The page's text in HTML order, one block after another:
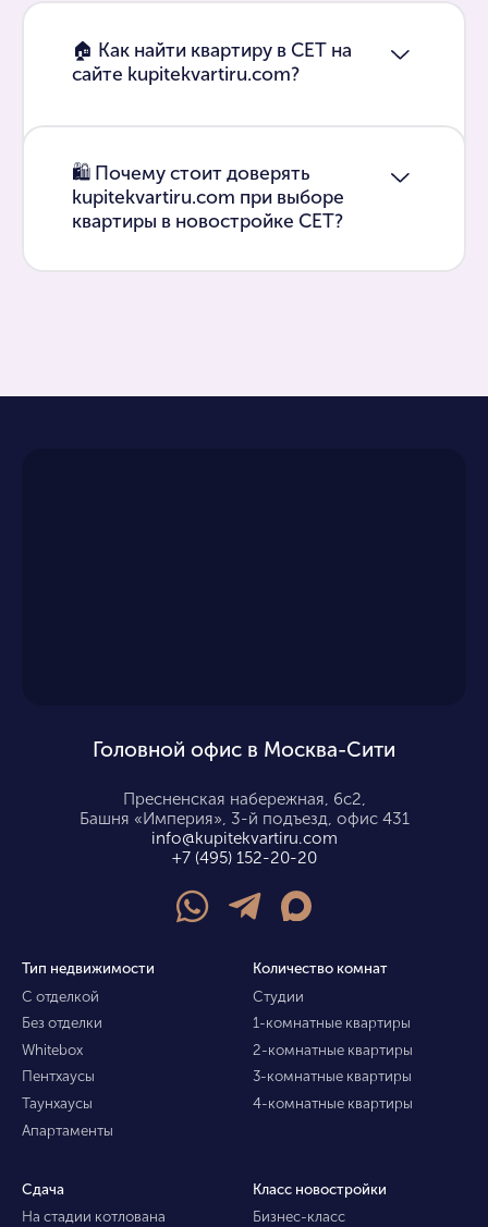
🏠 Как найти квартиру в СЕТ на
сайте kupitekvartiru.com?
🛍 Почему стоит доверять
kupitekvartiru.com при выборе
квартиры в новостройке СЕТ?
Головной офис в Москва-Сити
Пресненская набережная, 6с2,
Башня «Империя», 3-й подъезд, офис 431
info@kupitekvartiru.com
+7 (495) 152-20-20
Тип недвижимости
С отделкой
Без отделки
Whitebox
Пентхаусы
Таунхаусы
Апартаменты
Количество комнат
Студии
1-комнатные квартиры
2-комнатные квартиры
3-комнатные квартиры
4-комнатные квартиры
Сдача
На стадии котлована
Класс новостройки
Бизнес-класс